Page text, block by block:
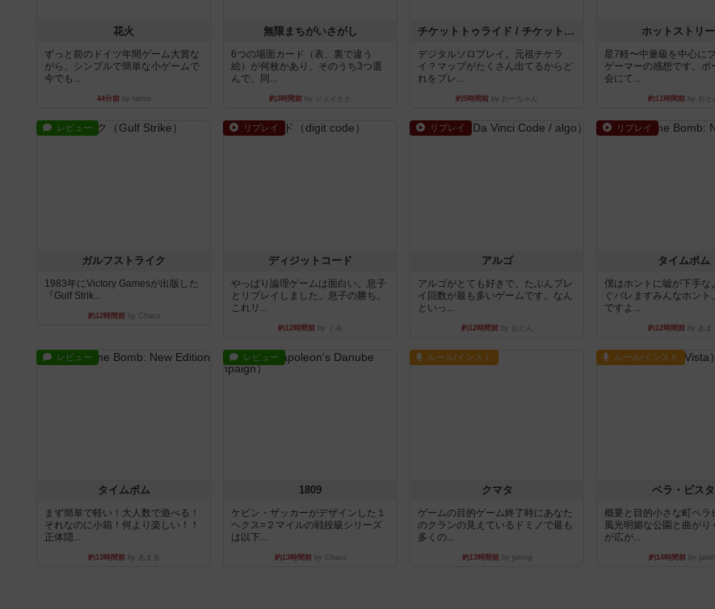
花火
ずっと前のドイツ年間ゲーム大賞な
がら、シンプルで簡単な小ゲームで
今でも...
44分前by tamio
無限まちがいさがし
6つの場面カード（表、裏で違う
絵）が何枚かあり、そのうち3つ選
んで、同...
約3時間前 by ジェイとと
チケットトゥライド / チケットトゥライドアメリカ
デジタルソロプレイ。元祖チケラ
イ？マップがたくさん出てるからど
れをプレ...
約5時間前 by おーちゃん
ホットストリ
星7軽〜中量級を中心に
ゲーマーの感想です。ボ
会にて...
約11時間前by おとん
レビュー
ガルフストライク
1983年にVictory Gamesが出版した
『Gulf Strik...
約12時間前by Chaco
リプレイ
ディジットコード
やっぱり論理ゲームは面白い。息子
とリプレイしました。息子の勝ち。
これリ...
約12時間前 by くみ
リプレイ
アルゴ
アルゴがとても好きで、たぶんプレ
イ回数が最も多いゲームです。なん
といっ...
約12時間前by おとん
リプレイ
タイムボム
僕はホントに嘘が下手な
ぐバレますみんなホント
ですよ...
約12時間前by あま
レビュー
タイムボム
まず簡単で軽い！大人数で遊べる！
それなのに小箱！何より楽しい！！
正体隠...
約13時間前by あまる
レビュー
1809
ケビン・ザッカーがデザインした１
ヘクス=２マイルの戦役級シリーズ
は以下...
約13時間前by Chaco
ルール/インスト
クマタ
ゲームの目的ゲーム終了時にあなた
のクランの見えているドミノで最も
多くの...
約13時間前by jurong
ルール/インスト
ベラ・ビスタ
概要と目的小さな町ベラ
風光明媚な公園と曲がり
が広が...
約14時間前by